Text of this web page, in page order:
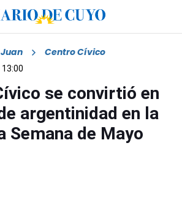
Centro Cívico
se convirtió en
argentinidad en la
Semana de Mayo